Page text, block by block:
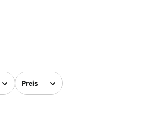
Preis